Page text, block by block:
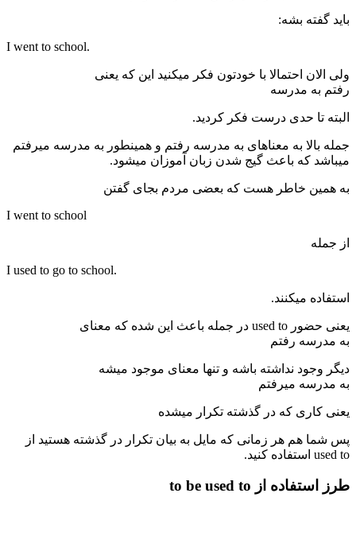
باید گفته بشه:
I went to school.
ولی الان احتمالا با خودتون فکر میکنید این که یعنی
رفتم به مدرسه
البته تا حدی درست فکر کردید.
جمله بالا به معناهای به مدرسه رفتم و همینطور به مدرسه میرفتم
میباشد که باعث گیج شدن زبان آموزان میشود.
به همین خاطر هست که بعضی مردم بجای گفتن
I went to school
از جمله
I used to go to school.
استفاده میکنند.
یعنی حضور used to در جمله باعث این شده که معنای
به مدرسه رفتم
دیگر وجود نداشته باشه و تنها معنای موجود میشه
به مدرسه میرفتم
یعنی کاری که در گذشته تکرار میشده
پس شما هم هر زمانی که مایل به بیان تکرار در گذشته هستید از
used to استفاده کنید.
طرز استفاده از to be used to